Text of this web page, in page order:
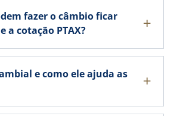
fazer o câmbio ficar
a cotação PTAX?
e como ele ajuda as